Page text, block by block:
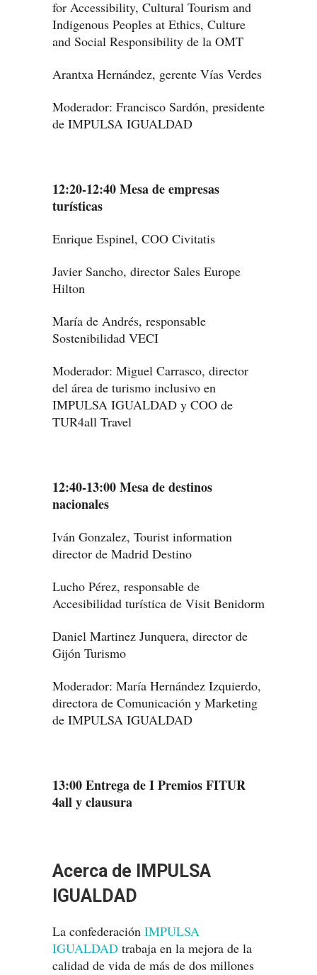
for Accessibility, Cultural Tourism and
Indigenous Peoples at Ethics, Culture
and Social Responsibility de la OMT
Arantxa Hernández, gerente Vías Verdes
Moderador: Francisco Sardón, presidente
de IMPULSA IGUALDAD
12:20-12:40 Mesa de empresas
turísticas
Enrique Espinel, COO Civitatis
Javier Sancho, director Sales Europe
Hilton
María de Andrés, responsable
Sostenibilidad VECI
Moderador: Miguel Carrasco, director
del área de turismo inclusivo en
IMPULSA IGUALDAD y COO de
TUR4all Travel
12:40-13:00 Mesa de destinos
nacionales
Iván Gonzalez, Tourist information
director de Madrid Destino
Lucho Pérez, responsable de
Accesibilidad turística de Visit Benidorm
Daniel Martinez Junquera, director de
Gijón Turismo
Moderador: María Hernández Izquierdo,
directora de Comunicación y Marketing
de IMPULSA IGUALDAD
13:00 Entrega de I Premios FITUR
4all y clausura
Acerca de IMPULSA
IGUALDAD
La confederación IMPULSA
IGUALDAD trabaja en la mejora de la
calidad de vida de más de dos millones